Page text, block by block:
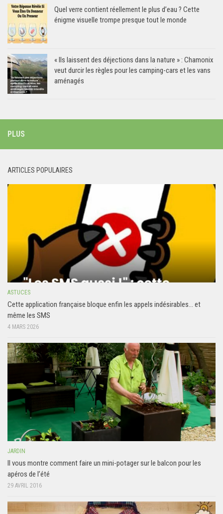
Quel verre contient réellement le plus d’eau ? Cette
énigme visuelle trompe presque tout le monde
« Ils laissent des déjections dans la nature » : Chamonix
veut durcir les règles pour les camping-cars et les vans
aménagés
PLUS
ARTICLES POPULAIRES
ASTUCES
Cette application française bloque enfin les appels indésirables… et
même les SMS
4 MARS 2026
JARDIN
Il vous montre comment faire un mini-potager sur le balcon pour les
apéros de l’été
29 AVRIL 2016